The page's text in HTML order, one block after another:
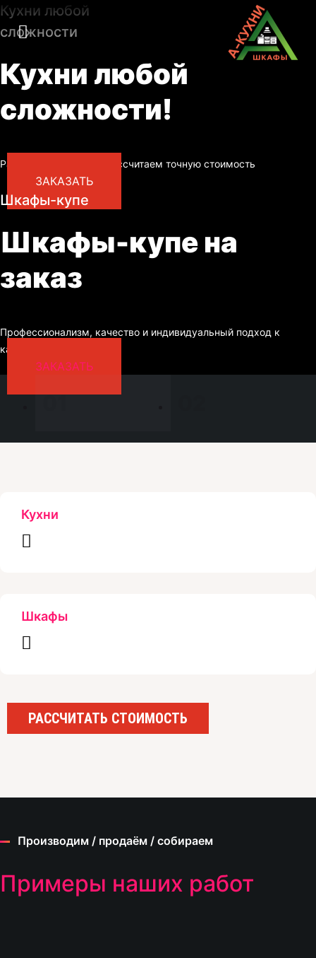
Кухни любой
сложности
Кухни любой
сложности!
Разработаем проект, рассчитаем точную стоимость
ЗАКАЗАТЬ
Шкафы-купе
Шкафы-купе на
заказ
Профессионализм, качество и индивидуальный подход к
каждому клиенту
ЗАКАЗАТЬ
01
Кухни
Шкафы
РАССЧИТАТЬ СТОИМОСТЬ
Производим / продаём / собираем
Примеры наших работ